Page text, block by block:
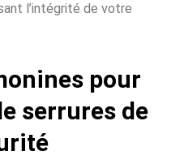
l’intégrité de votre
pour
serrures de